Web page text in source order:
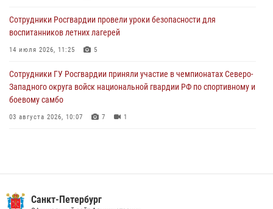
Сотрудники ГУ Росгвардии приняли участие в чемпионатах Северо-
Западного округа войск национальной гвардии РФ по спортивному и
03 августа 2026, 10:07 7 1
Сотрудники Росгвардии провели уроки безопасности для
воспитанников летних лагерей
14 июля 2026, 11:25 5
Сотрудники ГУ Росгвардии приняли участие в чемпионатах Северо-
Западного округа войск национальной гвардии РФ по спортивному и
боевому самбо
03 августа 2026, 10:07 7 1
В Красногвардейском районе росгвардейцы задержали хулигана,
Санкт-Петербург